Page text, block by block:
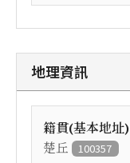
地理資訊
籍貫(基本地址)
楚丘 100357